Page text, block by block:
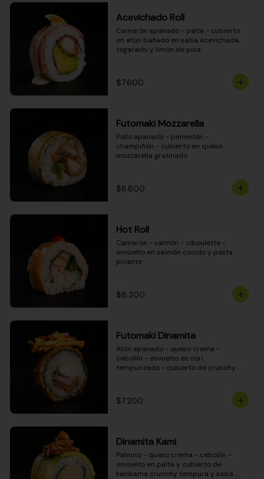
Acevichado Roll
Camarón apanado - palta - cubierto
en atún bañado en salsa acevichada,
togarashi y limón de pica
$7.600
Futomaki Mozzarella
Pollo apanado - pimentón -
champiñón - cubierto en queso
mozzarella gratinado
$6.800
Hot Roll
Camarón - salmón - ciboulette -
envuelto en salmón cocido y pasta
picante
$8.200
Futomaki Dinamita
Atún apanado - queso crema -
cebollín - envuelto en nori
tempurizado - cubierto de crunchy
$7.200
Dinamita Kami
Palmito - queso crema - cebollín -
envuelto en palta y cubierto de
kanikama crunchy tempura y salsa